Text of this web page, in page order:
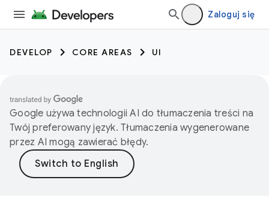
Zaloguj się
DEVELOP CORE AREAS UI
Google używa technologii AI do tłumaczenia treści na
Twój preferowany język. Tłumaczenia wygenerowane
przez AI mogą zawierać błędy.